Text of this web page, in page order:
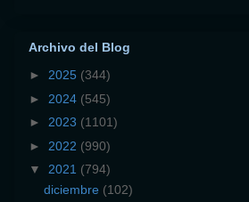
Archivo del Blog
► 2025 (344)
► 2024 (545)
► 2023 (1101)
► 2022 (990)
▼ 2021 (794)
diciembre (102)